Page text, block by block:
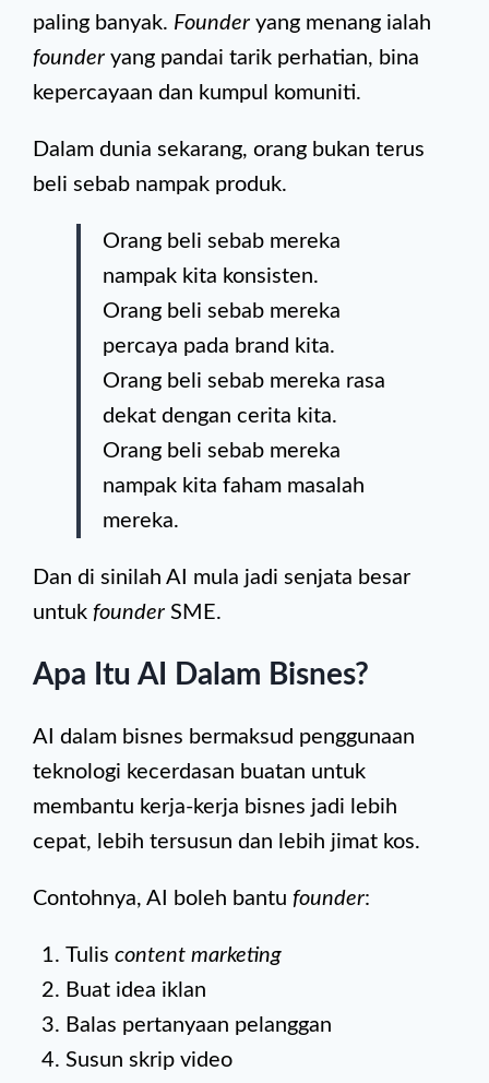
paling banyak. Founder yang menang ialah
founder yang pandai tarik perhatian, bina
kepercayaan dan kumpul komuniti.
Dalam dunia sekarang, orang bukan terus
beli sebab nampak produk.
Orang beli sebab mereka
nampak kita konsisten.
Orang beli sebab mereka
percaya pada brand kita.
Orang beli sebab mereka rasa
dekat dengan cerita kita.
Orang beli sebab mereka
nampak kita faham masalah
mereka.
Dan di sinilah AI mula jadi senjata besar
untuk founder SME.
Apa Itu AI Dalam Bisnes?
AI dalam bisnes bermaksud penggunaan
teknologi kecerdasan buatan untuk
membantu kerja-kerja bisnes jadi lebih
cepat, lebih tersusun dan lebih jimat kos.
Contohnya, AI boleh bantu founder:
Tulis content marketing
Buat idea iklan
Balas pertanyaan pelanggan
Susun skrip video